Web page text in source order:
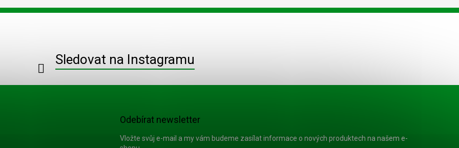
d
r
v
y
p
i
s
u
o
Sledovat na Instagramu
Odebírat newsletter
Vložte svůj e-mail a my vám budeme zasílat informace o nových produktech na našem e-